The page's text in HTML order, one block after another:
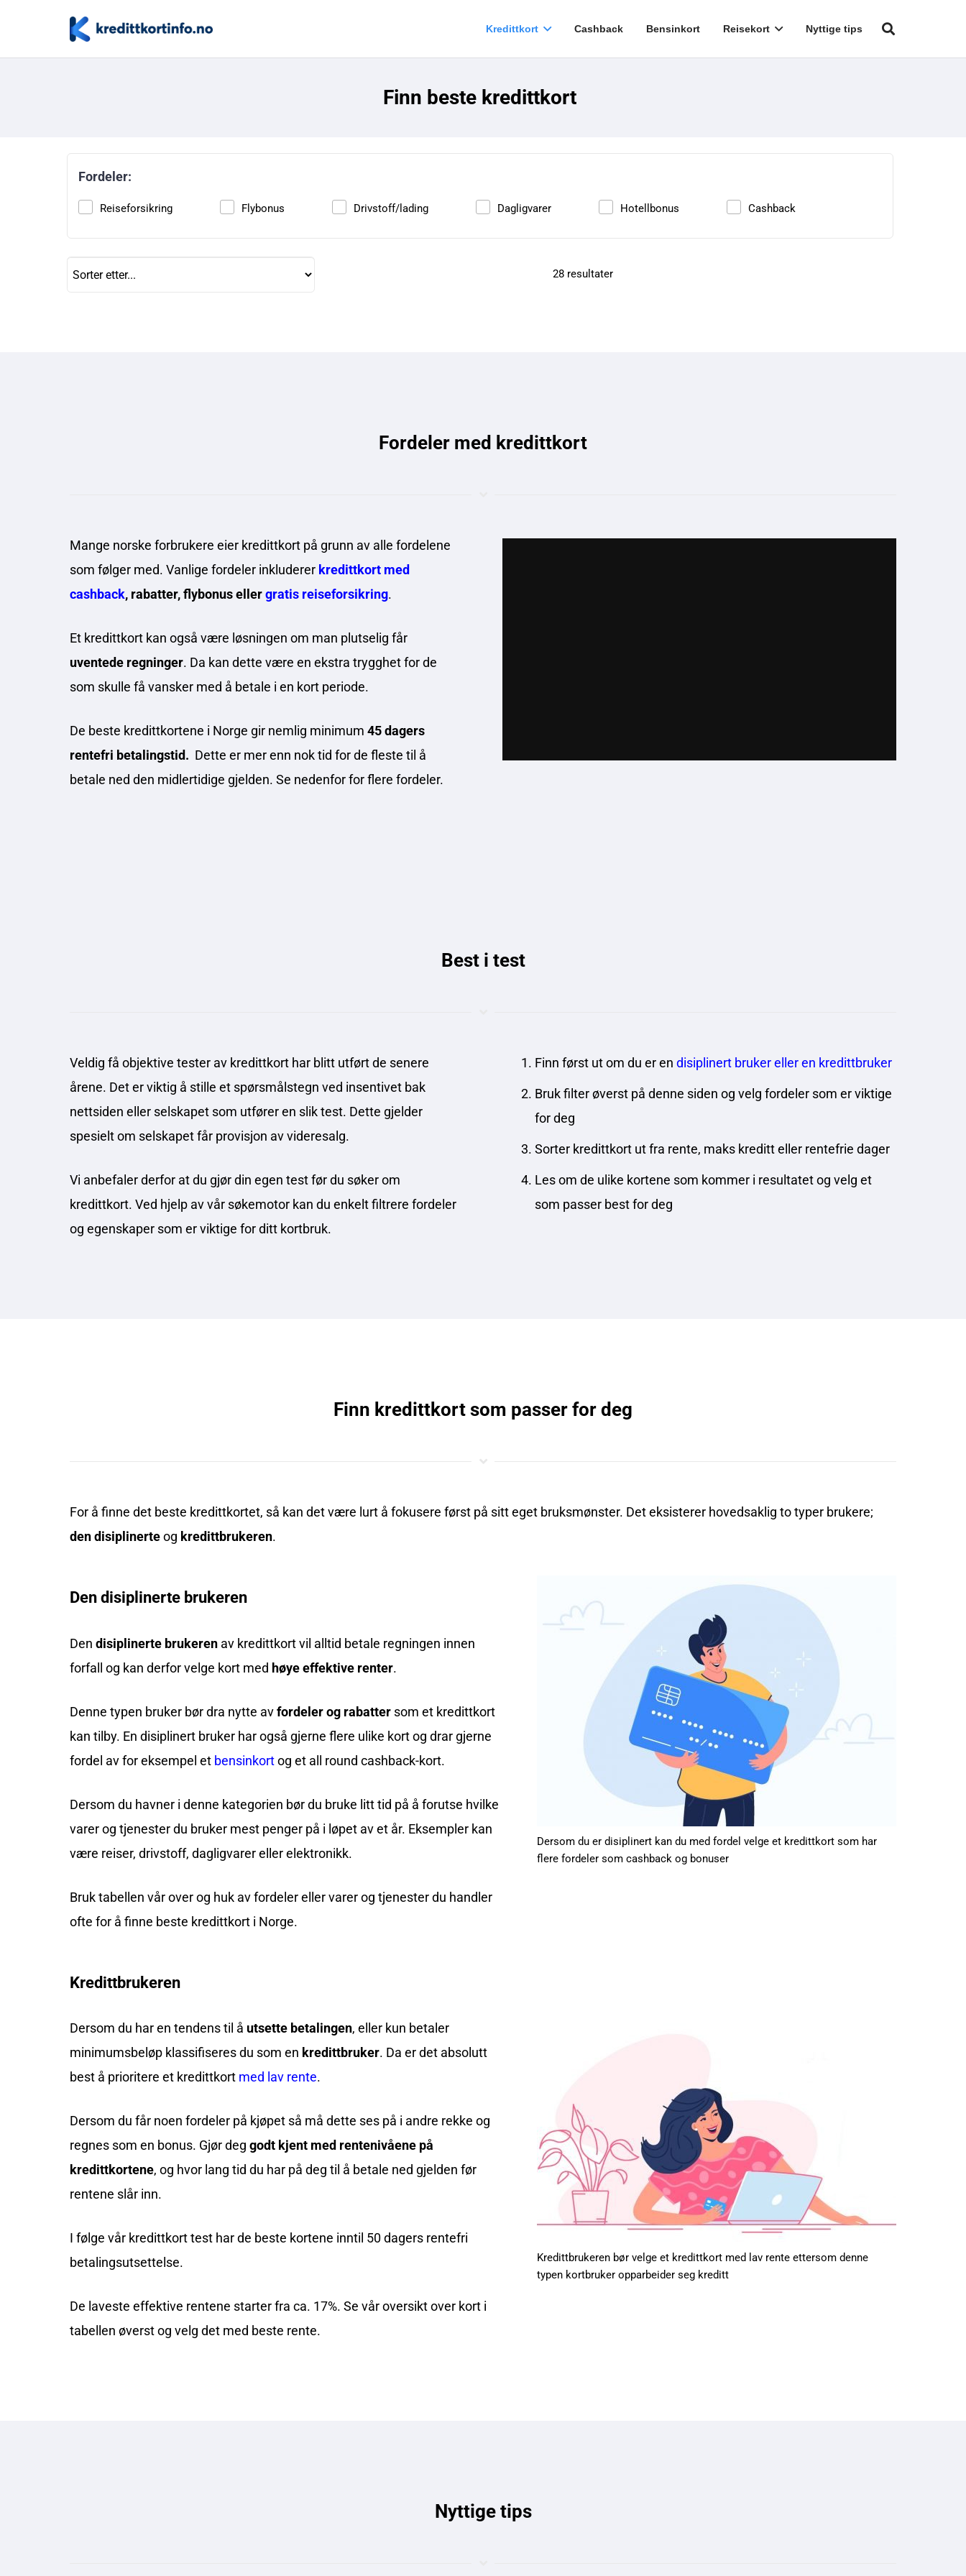
Kredittkort Cashback Bensinkort Reisekort Nyttige tips
Finn beste kredittkort
Fordeler:
Reiseforsikring Flybonus Drivstoff/lading Dagligvarer Hotellbonus Cashback
28 resultater
Fordeler med kredittkort
Mange norske forbrukere eier kredittkort på grunn av alle fordelene
som følger med. Vanlige fordeler inkluderer kredittkort med
cashback, rabatter, flybonus ellergratis reiseforsikring.
Et kredittkort kan også være løsningen om man plutselig får
uventede regninger. Da kan dette være en ekstra trygghet for de
som skulle få vansker med å betale i en kort periode.
De beste kredittkortene i Norge gir nemlig minimum 45 dagers
rentefri betalingstid. Dette er mer enn nok tid for de fleste til å
betale ned den midlertidige gjelden. Se nedenfor for flere fordeler.
Best i test
Veldig få objektive tester av kredittkort har blitt utført de senere
årene. Det er viktig å stille et spørsmålstegn ved insentivet bak
nettsiden eller selskapet som utfører en slik test. Dette gjelder
spesielt om selskapet får provisjon av videresalg.
Vi anbefaler derfor at du gjør din egen test før du søker om
kredittkort. Ved hjelp av vår søkemotor kan du enkelt filtrere fordeler
og egenskaper som er viktige for ditt kortbruk.
Finn først ut om du er en disiplinert bruker eller en kredittbruker
Bruk filter øverst på denne siden og velg fordeler som er viktige
for deg
Sorter kredittkort ut fra rente, maks kreditt eller rentefrie dager
Les om de ulike kortene som kommer i resultatet og velg et
som passer best for deg
Finn kredittkort som passer for deg
For å finne det beste kredittkortet, så kan det være lurt å fokusere først på sitt eget bruksmønster. Det eksisterer hovedsaklig to typer brukere;
den disiplinerteog kredittbrukeren.
Dersom du er disiplinert kan du med fordel velge et kredittkort som har
flere fordeler som cashback og bonuser
Den disiplinerte brukeren
Den disiplinerte brukeren av kredittkort vil alltid betale regningen innen
forfall og kan derfor velge kort med høye effektive renter.
Denne typen bruker bør dra nytte avfordeler og rabatter som et kredittkort
kan tilby. En disiplinert bruker har også gjerne flere ulike kort og drar gjerne
fordel av for eksempel et bensinkortog et all round cashback-kort.
Dersom du havner i denne kategorien bør du bruke litt tid på å forutse hvilke
varer og tjenester du bruker mest penger på i løpet av et år. Eksempler kan
være reiser, drivstoff, dagligvarer eller elektronikk.
Bruk tabellen vår over og huk av fordeler eller varer og tjenester du handler
ofte for å finne beste kredittkort i Norge.
Kredittbrukeren
Kredittbrukeren bør velge et kredittkort med lav rente ettersom denne
typen kortbruker opparbeider seg kreditt
Dersom du har en tendens til å utsette betalingen, eller kun betaler
minimumsbeløp klassifiseres du som en kredittbruker. Da er det absolutt
best å prioritere et kredittkort med lav rente.
Dersom du får noen fordeler på kjøpet så må dette ses på i andre rekke og
regnes som en bonus. Gjør deg godt kjent med rentenivåene på
kredittkortene, og hvor lang tid du har på deg til å betale ned gjelden før
rentene slår inn.
I følge vår kredittkort test har de beste kortene inntil 50 dagers rentefri
betalingsutsettelse.
De laveste effektive rentene starter fra ca. 17%. Se vår oversikt over kort i
tabellen øverst og velg det med beste rente.
Nyttige tips